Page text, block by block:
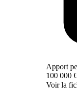
Apport
100 000 €
Voir la